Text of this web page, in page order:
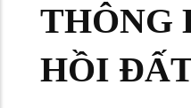
THÔNG
HỒI